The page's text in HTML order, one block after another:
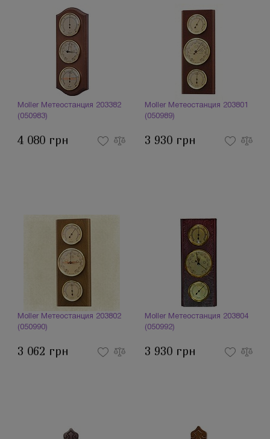
Moller Метеостанция 203382
(050983)
4 080 грн
Moller Метеостанция 203801
(050989)
3 930 грн
Moller Метеостанция 203802
(050990)
3 062 грн
Moller Метеостанция 203804
(050992)
3 930 грн